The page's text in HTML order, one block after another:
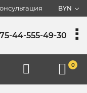
BYN
44-555-49-30
0